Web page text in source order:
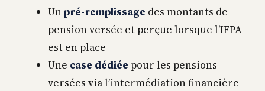
Unpré-remplissage des montants de
pension versée et perçue lorsque l’IFPA
est en place
Une case dédiée pour les pensions
versées via l’intermédiation financière